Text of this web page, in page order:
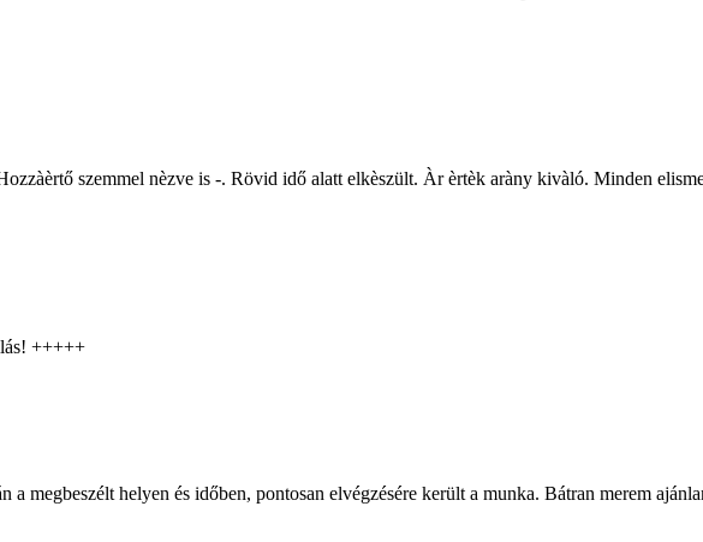
szemmel nèzve is -. Rövid idő alatt elkèszült. Àr èrtèk aràny kivàló. Minden
+++++
a megbeszélt helyen és időben, pontosan elvégzésére került a munka. Bátran merem